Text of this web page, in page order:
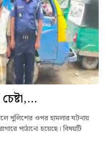
পুলিশের ওপর হামলার ঘটনায়
পাঠানো হয়েছে। বিষয়টি